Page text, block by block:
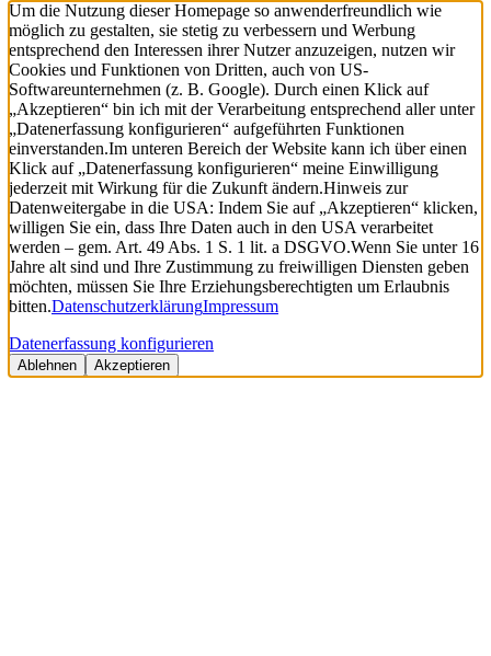
Um die Nutzung dieser Homepage so anwenderfreundlich wie
möglich zu gestalten, sie stetig zu verbessern und Werbung
entsprechend den Interessen ihrer Nutzer anzuzeigen, nutzen wir
Cookies und Funktionen von Dritten, auch von US-
Softwareunternehmen (z. B. Google). Durch einen Klick auf
„Akzeptieren“ bin ich mit der Verarbeitung entsprechend aller unter
„Datenerfassung konfigurieren“ aufgeführten Funktionen
einverstanden.Im unteren Bereich der Website kann ich über einen
Klick auf „Datenerfassung konfigurieren“ meine Einwilligung
jederzeit mit Wirkung für die Zukunft ändern.Hinweis zur
Datenweitergabe in die USA: Indem Sie auf „Akzeptieren“ klicken,
willigen Sie ein, dass Ihre Daten auch in den USA verarbeitet
werden – gem. Art. 49 Abs. 1 S. 1 lit. a DSGVO.Wenn Sie unter 16
Jahre alt sind und Ihre Zustimmung zu freiwilligen Diensten geben
möchten, müssen Sie Ihre Erziehungsberechtigten um Erlaubnis
bitten.DatenschutzerklärungImpressum
Datenerfassung konfigurieren
Ablehnen Akzeptieren